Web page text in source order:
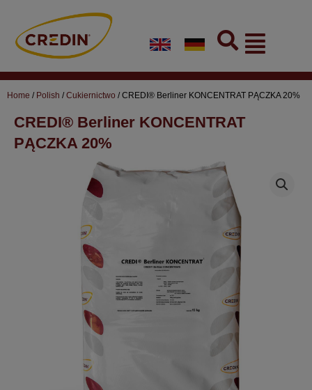
content
Flyout
Menu
Home / Polish /Cukiernictwo / CREDI® Berliner KONCENTRAT PĄCZKA 20%
CREDI® Berliner KONCENTRAT
PĄCZKA 20%